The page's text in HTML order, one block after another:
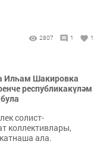
2807 1 1
Илһам Шакировка
республикакүләм
солист-
коллективлары,
ала.